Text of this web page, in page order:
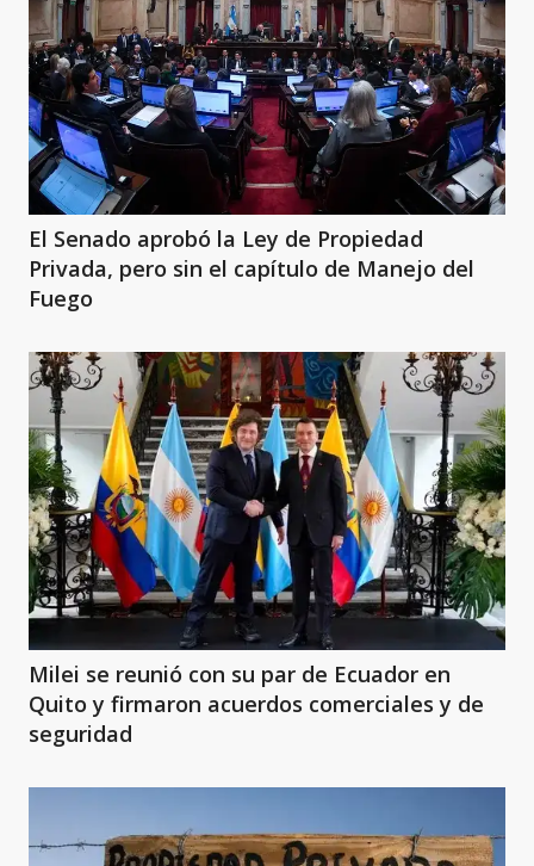
El Senado aprobó la Ley de Propiedad
Privada, pero sin el capítulo de Manejo del
Fuego
Milei se reunió con su par de Ecuador en
Quito y firmaron acuerdos comerciales y de
seguridad